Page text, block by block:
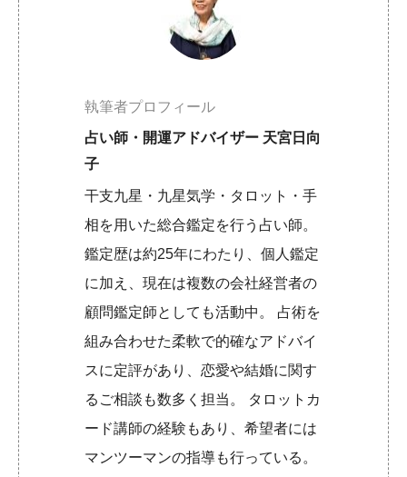
執筆者プロフィール
占い師・開運アドバイザー 天宮日向
子
干支九星・九星気学・タロット・手
相を用いた総合鑑定を行う占い師。
鑑定歴は約25年にわたり、個人鑑定
に加え、現在は複数の会社経営者の
顧問鑑定師としても活動中。 占術を
組み合わせた柔軟で的確なアドバイ
スに定評があり、恋愛や結婚に関す
るご相談も数多く担当。 タロットカ
ード講師の経験もあり、希望者には
マンツーマンの指導も行っている。